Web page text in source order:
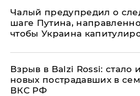
Чалый предупредил о
шаге Путина,
чтобы Украина
Взрыв в Balzi Rossi: стало
новых пострадавших в
ВКС РФ